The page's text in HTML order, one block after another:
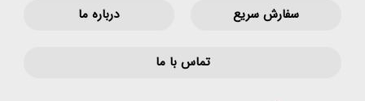
سفارش سریع درباره ما
تماس با ما